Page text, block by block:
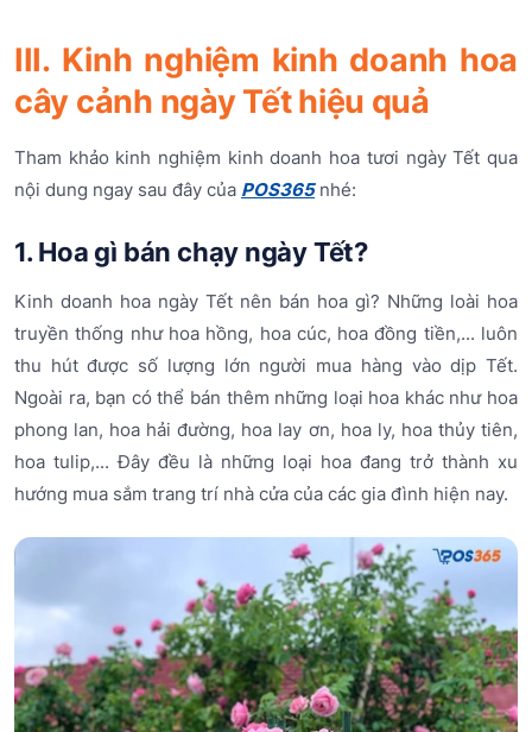
III. Kinh nghiệm kinh doanh hoa
cây cảnh ngày Tết hiệu quả
Tham khảo kinh nghiệm kinh doanh hoa tươi ngày Tết qua
nội dung ngay sau đây của POS365nhé:
1. Hoa gì bán chạy ngày Tết?
Kinh doanh hoa ngày Tết nên bán hoa gì? Những loài hoa
truyền thống như hoa hồng, hoa cúc, hoa đồng tiền,... luôn
thu hút được số lượng lớn người mua hàng vào dịp Tết.
Ngoài ra, bạn có thể bán thêm những loại hoa khác như hoa
phong lan, hoa hải đường, hoa lay ơn, hoa ly, hoa thủy tiên,
hoa tulip,... Đây đều là những loại hoa đang trở thành xu
hướng mua sắm trang trí nhà cửa của các gia đình hiện nay.